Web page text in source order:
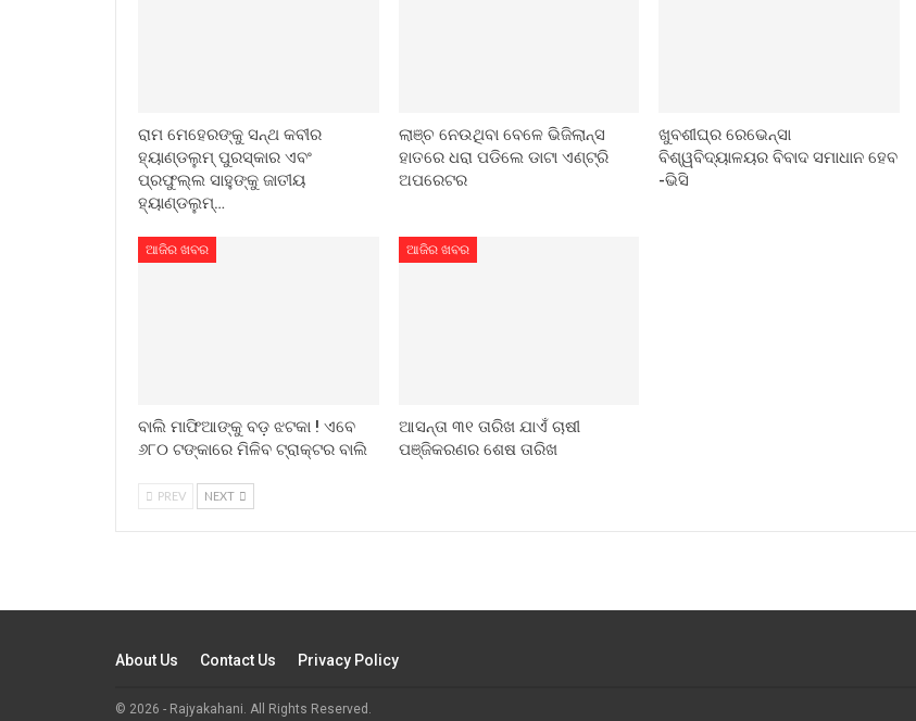
ରାମ ମେହେରଙ୍କୁ ସନ୍ଥ କବୀର
ହ୍ୟାଣ୍ଡଲୁମ୍ ପୁରସ୍କାର ଏବଂ
ପ୍ରଫୁଲ୍ଲ ସାହୁଙ୍କୁ ଜାତୀୟ
ହ୍ୟାଣ୍ଡଲୁମ୍…
ଲାଞ୍ଚ ନେଉଥିବା ବେଳେ ଭିଜିଲାନ୍ସ
ହାତରେ ଧରା ପଡିଲେ ଡାଟା ଏଣ୍ଟ୍ରି
ଅପରେଟର
ଖୁବଶୀଘ୍ର ରେଭେନ୍ସା
ବିଶ୍ୱବିଦ୍ୟାଳୟର ବିବାଦ ସମାଧାନ ହେବ
-ଭିସି
ଆଜିର ଖବର
ବାଲି ମାଫିଆଙ୍କୁ ବଡ଼ ଝଟକା ! ଏବେ
୬୮୦ ଟଙ୍କାରେ ମିଳିବ ଟ୍ରାକ୍ଟର ବାଲି
ଆଜିର ଖବର
ଆସନ୍ତା ୩୧ ତାରିଖ ଯାଏଁ ଚାଷୀ
ପଞ୍ଜିକରଣର ଶେଷ ତାରିଖ
PREV NEXT
About Us Contact Us Privacy Policy
© 2026 - Rajyakahani. All Rights Reserved.